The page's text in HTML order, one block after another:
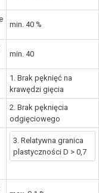
min. 40 %
min. 40
1. Brak pęknięć na
krawędzi gięcia
2. Brak pęknięcia
odgięciowego
3. Relatywna granica
plastyczności D > 0,7